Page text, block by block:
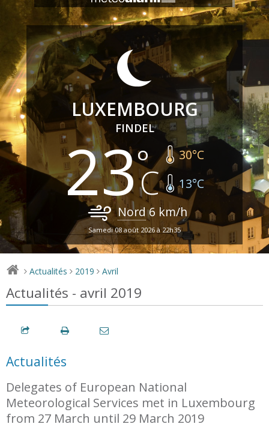
LUXEMBOURG
FINDEL
23 30°C
13°C
Nord6 km/h
Samedi 08 août 2026 à 22h35
> Actualités > 2019 > Avril
Actualités - avril 2019
Actualités
Delegates of European National
Meteorological Services met in Luxembourg
from 27 March until 29 March 2019